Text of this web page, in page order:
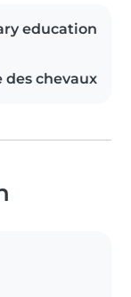
education
des chevaux